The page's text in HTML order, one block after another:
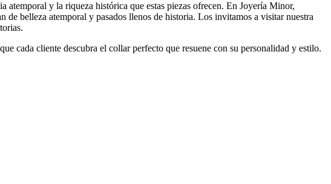
y la riqueza histórica que estas piezas ofrecen. En Joyería Minor,
belleza atemporal y pasados llenos de historia. Los invitamos a visitar nuestra
cada cliente descubra el collar perfecto que resuene con su personalidad y estilo.